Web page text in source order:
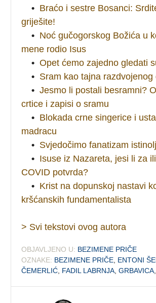
• Braćo i sestre Bosanci:
griješite!
• Noć gučogorskog Božića u
mene rodio Isus
• Opet ćemo zajedno gledati
• Sram kao tajna razdvojenog
• Jesmo li postali besramni?
crtice i zapisi o sramu
• Blokada crne singerice i
madracu
• Svjedočimo fanatizam
• Isuse iz Nazareta, jesi li za
COVID potvrda?
• Krist na dopunskoj nastavi
kršćanskih fundamentalista
> Svi tekstovi ovog autora
OBJAVLJENO U: BEZIMENE PRIČE
OZNAKE: BEZIMENE PRIČE ENTONI
ČEMERLIĆ FADIL LABRNJA ,GRBAVICA